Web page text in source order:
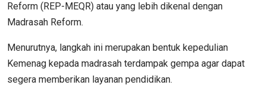
Reform (REP-MEQR) atau yang lebih dikenal dengan
Madrasah Reform.
Menurutnya, langkah ini merupakan bentuk kepedulian
Kemenag kepada madrasah terdampak gempa agar dapat
segera memberikan layanan pendidikan.